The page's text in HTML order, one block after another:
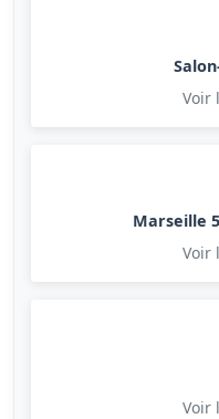
Voir
Marseille
Voir
Voir